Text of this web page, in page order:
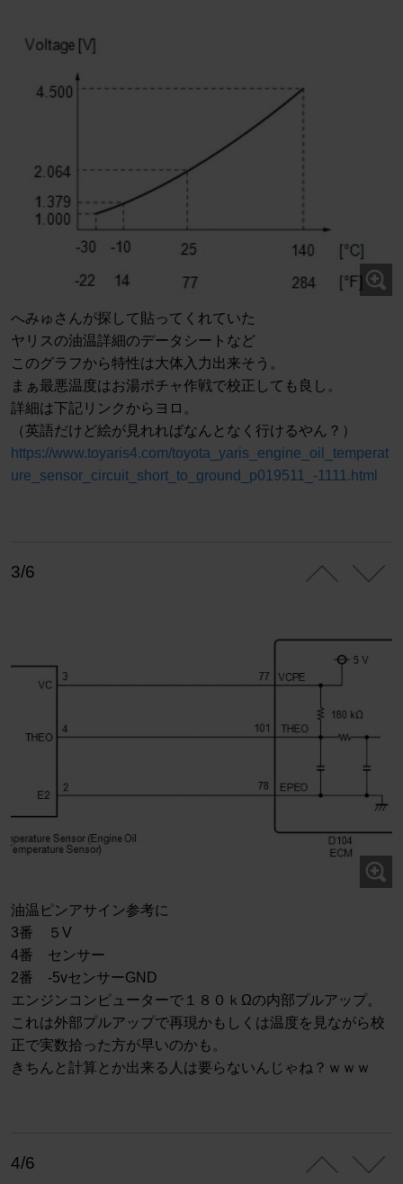
へみゅさんが探して貼ってくれていた
ヤリスの油温詳細のデータシートなど
このグラフから特性は大体入力出来そう。
まぁ最悪温度はお湯ポチャ作戦で校正しても良し。
詳細は下記リンクからヨロ。
（英語だけど絵が見れればなんとなく行けるやん？）
https://www.toyaris4.com/toyota_yaris_engine_oil_temperat
ure_sensor_circuit_short_to_ground_p019511_-1111.html
3/6
油温ピンアサイン参考に
3番 ５V
4番 センサー
2番 -5vセンサーGND
エンジンコンピューターで１８０ｋΩの内部プルアップ。
これは外部プルアップで再現かもしくは温度を見ながら校
正で実数拾った方が早いのかも。
きちんと計算とか出来る人は要らないんじゃね？ｗｗｗ
4/6